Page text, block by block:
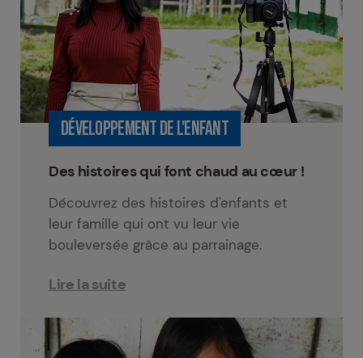
DÉVELOPPEMENT DE L'ENFANT
Des histoires qui font chaud au cœur !
Découvrez des histoires d'enfants et
leur famille qui ont vu leur vie
bouleversée grâce au parrainage.
Lire la suite